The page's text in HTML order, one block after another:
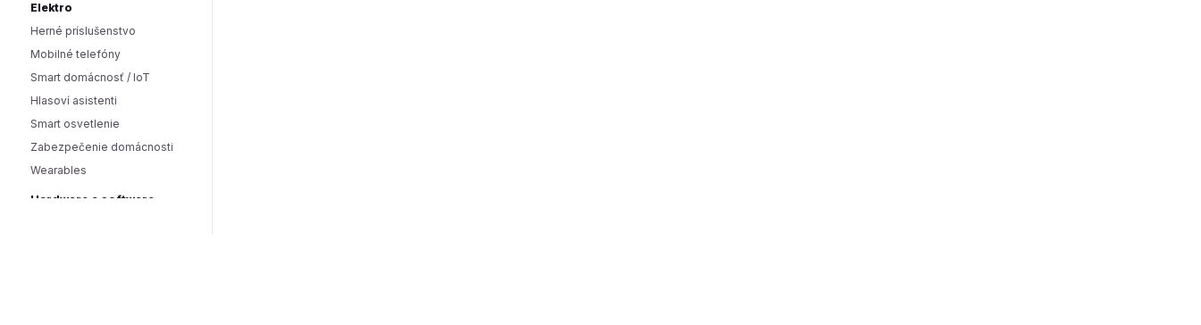
Elektro
Herné príslušenstvo
Mobilné telefóny
Smart domácnosť / IoT
Hlasoví asistenti
Smart osvetlenie
Zabezpečenie domácnosti
Wearables
Hardware a software